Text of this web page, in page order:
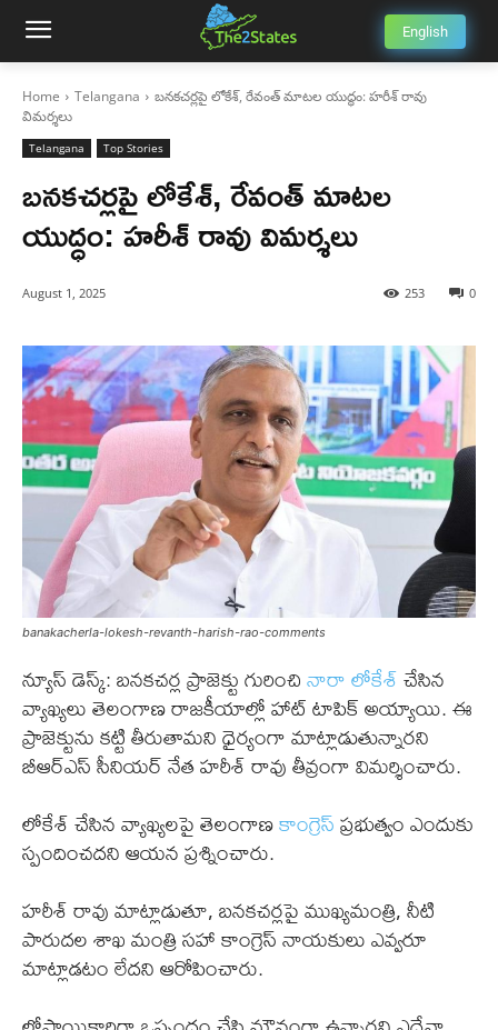
English
Home Telangana
బనకచర్లపై లోకేశ్, రేవంత్ మాటల యుద్ధం: హరీశ్ రావు
విమర్శలు
Telangana Top Stories
బనకచర్లపై లోకేశ్, రేవంత్ మాటల
యుద్ధం: హరీశ్ రావు విమర్శలు
August 1, 2025 0
253
banakacherla-lokesh-revanth-harish-rao-comments
న్యూస్ డెస్క్: బనకచర్ల ప్రాజెక్టు గురించినారా లోకేశ్చేసిన
వ్యాఖ్యలు తెలంగాణ రాజకీయాల్లో హాట్ టాపిక్ అయ్యాయి. ఈ
ప్రాజెక్టును కట్టి తీరుతామని ధైర్యంగా మాట్లాడుతున్నారని
బీఆర్ఎస్ సీనియర్ నేత హరీశ్ రావు తీవ్రంగా విమర్శించారు.
లోకేశ్ చేసిన వ్యాఖ్యలపై తెలంగాణకాంగ్రెస్ప్రభుత్వం ఎందుకు
స్పందించదని ఆయన ప్రశ్నించారు.
హరీశ్ రావు మాట్లాడుతూ, బనకచర్లపై ముఖ్యమంత్రి, నీటి
పారుదల శాఖ మంత్రి సహా కాంగ్రెస్ నాయకులు ఎవ్వరూ
మాట్లాడటం లేదని ఆరోపించారు.